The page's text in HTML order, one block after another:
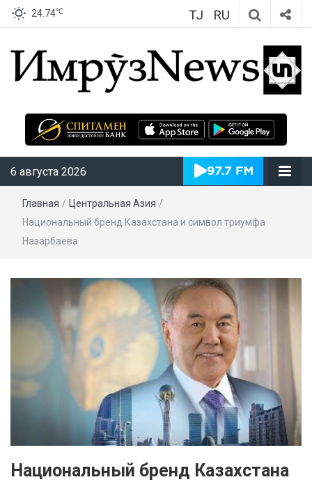
24.74℃ TJ RU
ИмрӯзNews
6 августа 2026
Главная / Центральная Азия /
Национальный бренд Казахстана и символ триумфа
Назарбаева
Национальный бренд Казахстана